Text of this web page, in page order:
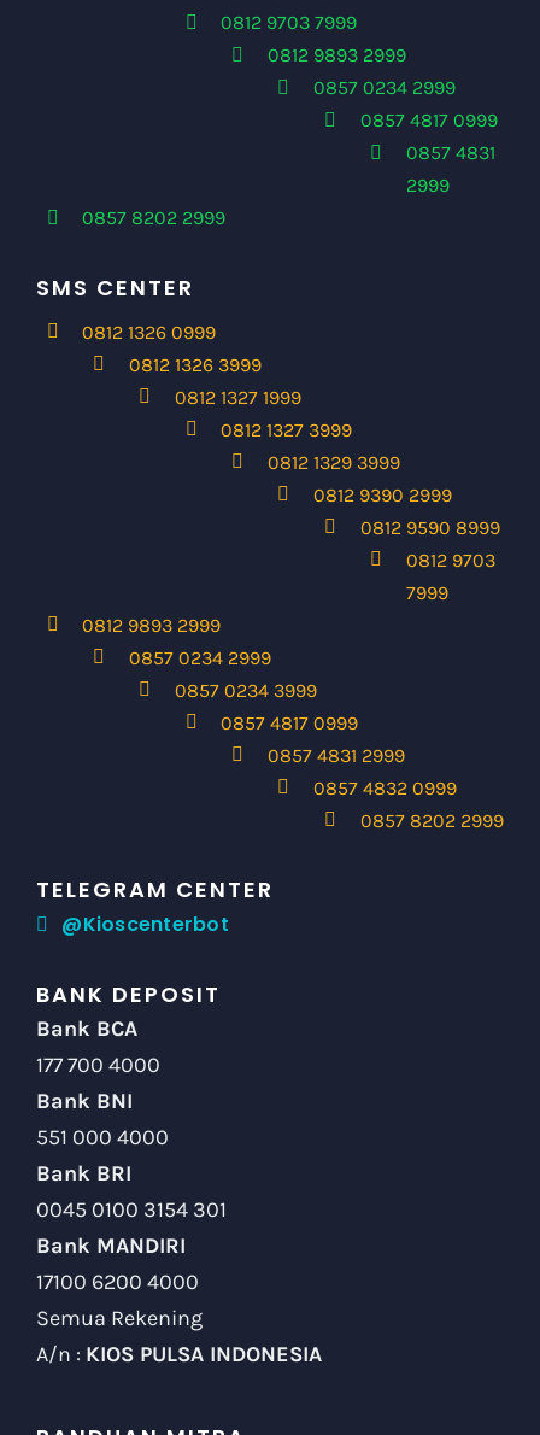
0857 0234 2999
0857 4817 0999
0857 4831
2999
SMS CENTER
0812 1327 1999
0812 1327 3999
0812 1329 3999
0812 9390 2999
0812 9590 8999
0812 9703
7999
0857 0234 3999
0857 4817 0999
0857 4831 2999
0857 4832 0999
0857 8202 2999
BANK DEPOSIT
177 700 4000
Bank BNI
551 000 4000
Bank BRI
0045 0100 3154 301
Bank MANDIRI
17100 6200 4000
Semua Rekening
A/n :KIOS PULSA INDONESIA